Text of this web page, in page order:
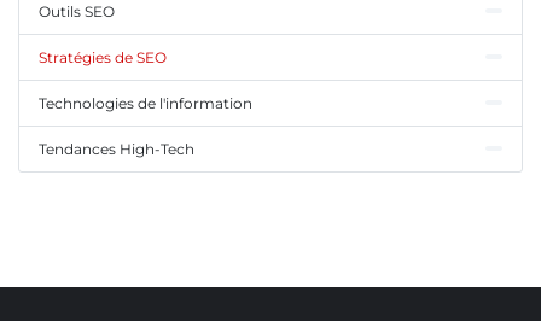
Outils SEO
Stratégies de SEO
Technologies de l'information
Tendances High-Tech